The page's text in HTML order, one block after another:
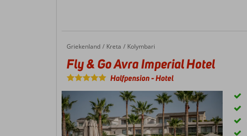
Home
Griekenland Kreta Kolymbari
Fly & Go Avra Imperial Hotel
Fly & Go Avra Imperial Hotel
Halfpension-Hotel